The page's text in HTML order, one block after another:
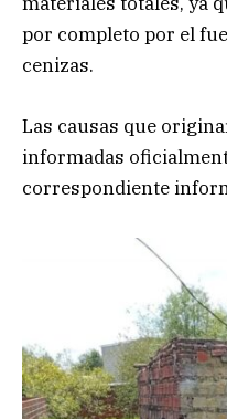
por completo por el
cenizas.
Las causas que
informadas
correspondiente